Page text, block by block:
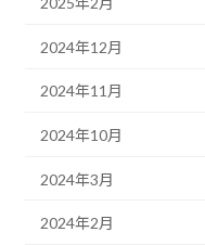
2024年12月
2024年11月
2024年10月
2024年3月
2024年2月